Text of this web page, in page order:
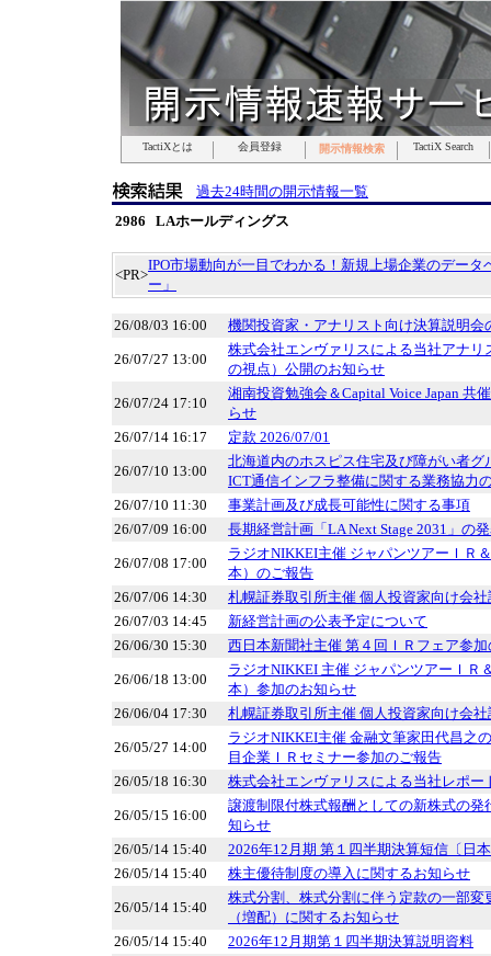
TactiXとは 会員登録 開示情報検索 TactiX Search
TactiXとは 会員登録 開示情報検索 TactiX Search
TactiXとは 会員登録 開示情報検索 TactiX Search
TactiXとは 会員登録 開示情報検索 TactiX Search
TactiXとは 会員登録 開示情報検索 TactiX Search
TactiXとは 会員登録 開示情報検索 TactiX Search
TactiXとは 会員登録 開示情報検索 TactiX Search
過去24時間の開示情報一覧
2986 LAホールディングス
<PR>
IPO市場動向が一目でわかる！新規上場企業のデータ
ー」
26/08/03 16:00 機関投資家・アナリスト向け決算説明会
26/07/27 13:00
株式会社エンヴァリスによる当社アナリ
の視点）公開のお知らせ
26/07/24 17:10
湘南投資勉強会＆Capital Voice Japan 共
らせ
26/07/14 16:17
定款 2026/07/01
26/07/10 13:00
北海道内のホスピス住宅及び障がい者グ
ICT通信インフラ整備に関する業務協力
26/07/10 11:30
事業計画及び成長可能性に関する事項
26/07/09 16:00
長期経営計画「LA Next Stage 2031」の
26/07/08 17:00
ラジオNIKKEI主催 ジャパンツアーＩＲ
本）のご報告
26/07/06 14:30
札幌証券取引所主催 個人投資家向け会
26/07/03 14:45
新経営計画の公表予定について
26/06/30 15:30
西日本新聞社主催 第４回ＩＲフェア参
26/06/18 13:00
ラジオNIKKEI 主催 ジャパンツアーＩＲ
本）参加のお知らせ
26/06/04 17:30
札幌証券取引所主催 個人投資家向け会
26/05/27 14:00
ラジオNIKKEI主催 金融文筆家田代昌之
目企業ＩＲセミナー参加のご報告
26/05/18 16:30
株式会社エンヴァリスによる当社レポー
26/05/15 16:00
譲渡制限付株式報酬としての新株式の発
知らせ
26/05/14 15:40
2026年12月期 第１四半期決算短信〔日
26/05/14 15:40
株主優待制度の導入に関するお知らせ
26/05/14 15:40
株式分割、株式分割に伴う定款の一部変
（増配）に関するお知らせ
26/05/14 15:40
2026年12月期第１四半期決算説明資料